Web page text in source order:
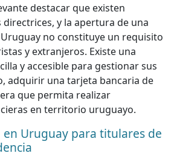
destacar que existen
directrices, y la apertura de una
no constituye un requisito
y extranjeros. Existe una
y accesible para gestionar sus
adquirir una tarjeta bancaria de
que permita realizar
en territorio uruguayo.
en Uruguay para titulares de